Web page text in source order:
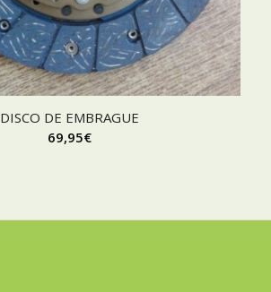
DISCO DE EMBRAGUE
69,95€